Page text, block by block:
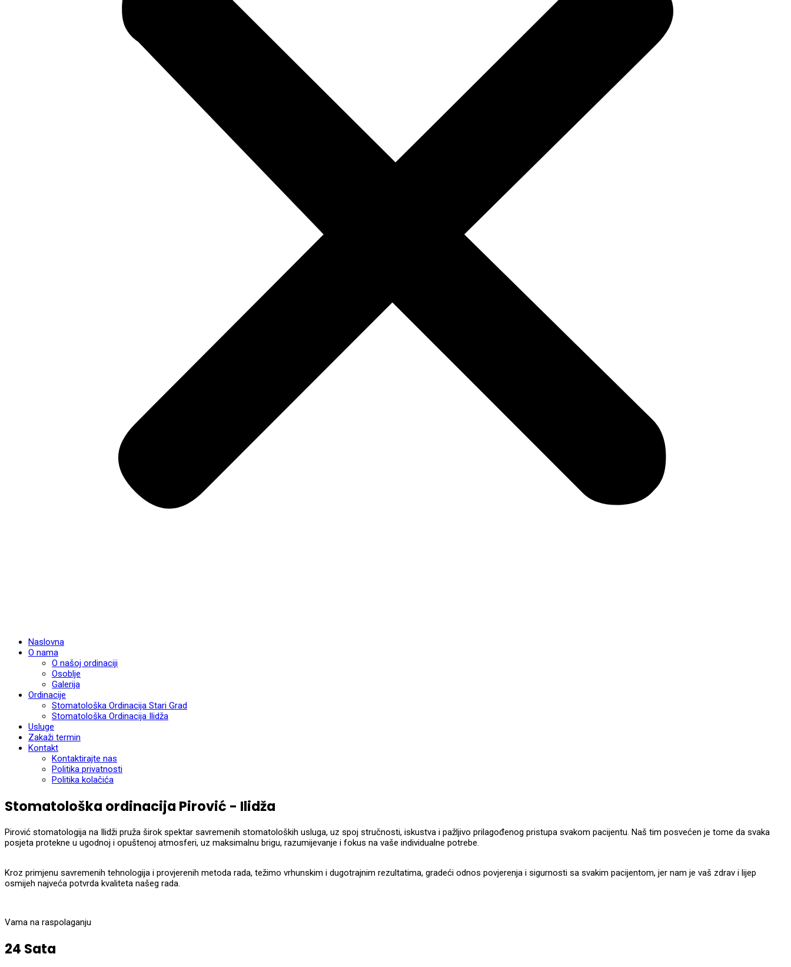
Naslovna
O nama
O našoj ordinaciji
Osoblje
Galerija
Ordinacije
Stomatološka Ordinacija Stari Grad
Stomatološka Ordinacija Ilidža
Usluge
Zakaži termin
Kontakt
Kontaktirajte nas
Politika privatnosti
Politika kolačića
Stomatološka ordinacija Pirović - Ilidža
Pirović stomatologija na Ilidži pruža širok spektar savremenih stomatoloških usluga, uz spoj stručnosti, iskustva i pažljivo prilagođenog pristupa svakom pacijentu. Naš tim posvećen je tome da svaka
posjeta protekne u ugodnoj i opuštenoj atmosferi, uz maksimalnu brigu, razumijevanje i fokus na vaše individualne potrebe.
Kroz primjenu savremenih tehnologija i provjerenih metoda rada, težimo vrhunskim i dugotrajnim rezultatima, gradeći odnos povjerenja i sigurnosti sa svakim pacijentom, jer nam je vaš zdrav i lijep
osmijeh najveća potvrda kvaliteta našeg rada.
Vama na raspolaganju
24 Sata